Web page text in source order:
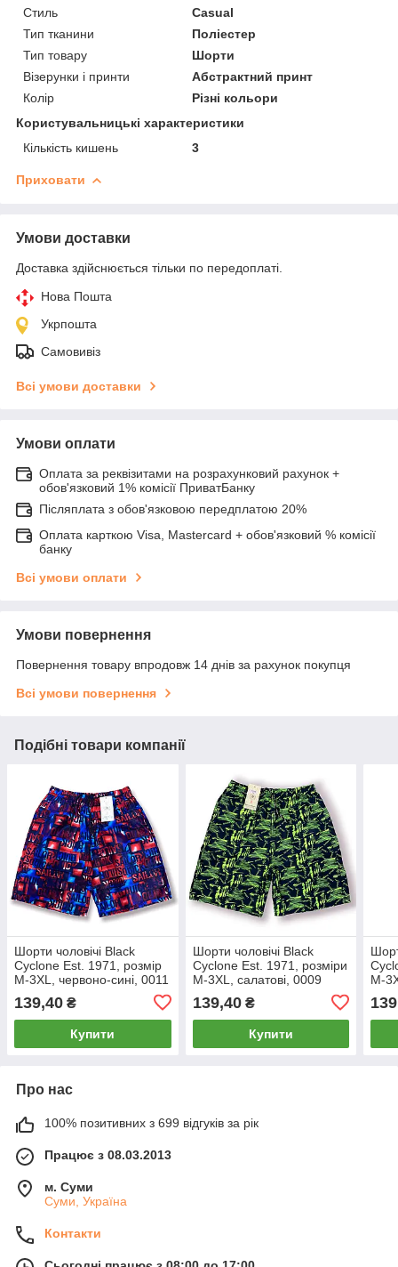
Стиль
Casual
Тип тканини
Поліестер
Тип товару
Шорти
Візерунки і принти
Абстрактний принт
Колір
Різні кольори
Користувальницькі характеристики
Кількість кишень
3
Приховати
Умови доставки
Доставка здійснюється тільки по передоплаті.
Нова Пошта
Укрпошта
Самовивіз
Всі умови доставки
Умови оплати
Оплата за реквізитами на розрахунковий рахунок +
обов'язковий 1% комісії ПриватБанку
Післяплата з обов'язковою передплатою 20%
Оплата карткою Visa, Mastercard + обов'язковий % комісії
банку
Всі умови оплати
Умови повернення
Повернення товару впродовж 14 днів за рахунок покупця
Всі умови повернення
Подібні товари компанії
Шорти чоловічі Black
Cyclone Est. 1971, розмір
M-3XL, червоно-сині, 0011
139,40 ₴
Купити
Шорти чоловічі Black
Cyclone Est. 1971, розміри
M-3XL, салатові, 0009
139,40₴
Купити
M-
Про нас
100% позитивних з 699 відгуків за рік
Працює з 08.03.2013
м. Суми
Суми, Україна
Контакти